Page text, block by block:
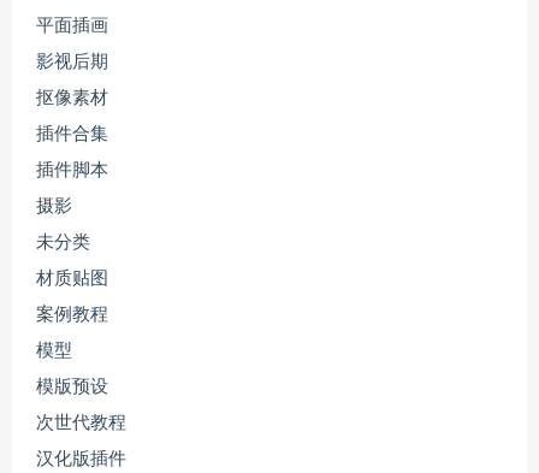
平面插画
影视后期
抠像素材
插件合集
插件脚本
摄影
未分类
材质贴图
案例教程
模型
模版预设
次世代教程
汉化版插件